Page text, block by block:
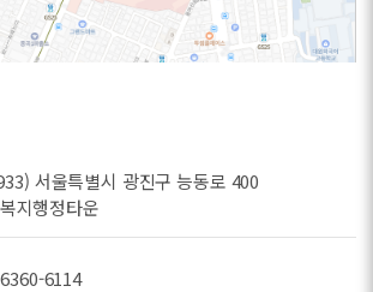
서울특별시 광진구 능동로 400
지행정타운
6114